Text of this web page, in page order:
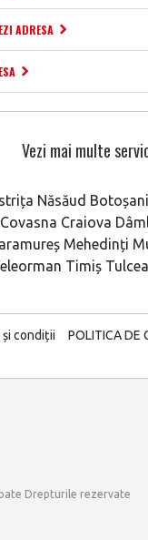
ADRESA
Vezi mai multe
Năsăud Botoșani
Covasna Craiova
Mehedinți
Timiș Tulcea
și condiții POLITICA DE
Drepturile rezervate